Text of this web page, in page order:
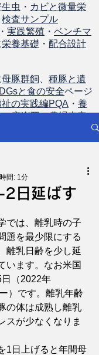
虫 ・ カビと微量栄
検査サンプル
・ 実践繁殖 ・ ベンチマ
栄養基礎 ・ 配合設計
母豚群飼
種豚と遺
と食の安全ページ
の実践編PQA ・ 養
・安楽死・農場査定
2日延ばす
間: 1分
は、離乳時の子
題を最少限にする
離乳日齢を少し延
います。なお米国
（2022年
）です。離乳年齢
の体は成熟し離乳
スが少なくなりま
1日上げると年間母